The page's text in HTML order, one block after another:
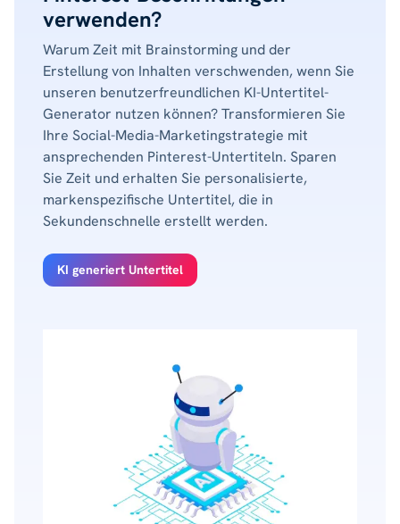
verwenden?
Warum Zeit mit Brainstorming und der
Erstellung von Inhalten verschwenden, wenn Sie
unseren benutzerfreundlichen KI-Untertitel-
Generator nutzen können? Transformieren Sie
Ihre Social-Media-Marketingstrategie mit
ansprechenden Pinterest-Untertiteln. Sparen
Sie Zeit und erhalten Sie personalisierte,
markenspezifische Untertitel, die in
Sekundenschnelle erstellt werden.
KI generiert Untertitel